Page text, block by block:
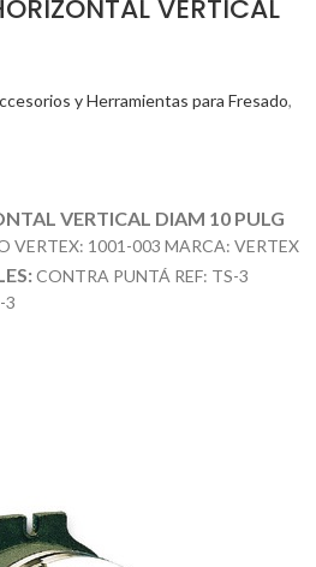
VERTICAL
y Herramientas para Fresado,
VERTICAL DIAM 10 PULG
VERTEX: 1001-003 MARCA: VERTEX
CONTRA PUNTÁ REF: TS-3
3